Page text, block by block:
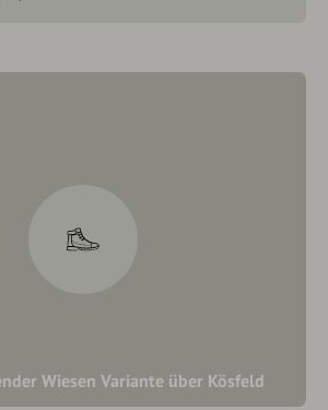
Wiesen Variante über Kösfeld